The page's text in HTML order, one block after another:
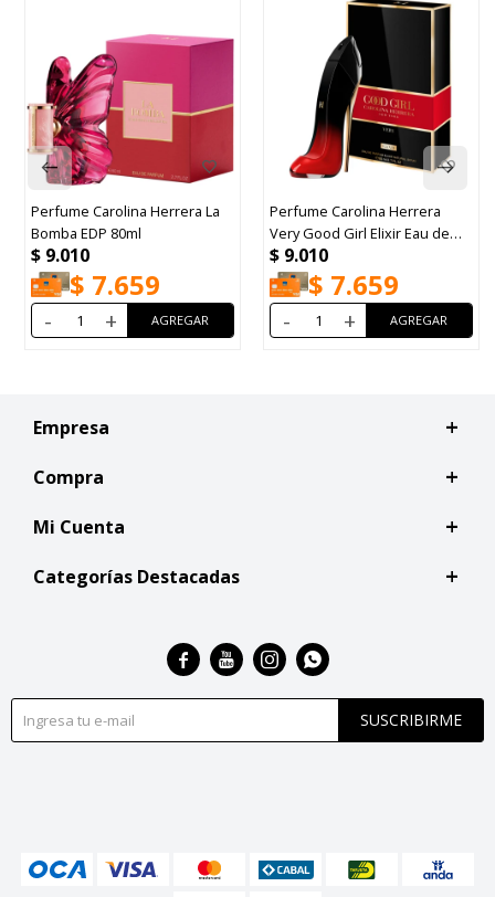
Perfume Carolina Herrera La
Bomba EDP 80ml
$ 9.010
$ 7.659
- +
Perfume Carolina Herrera
Very Good Girl Elixir Eau de
Parfum Elixir 80ml
$ 9.010
$ 7.659
- +
Empresa
Compra
Mi Cuenta
Categorías Destacadas
SUSCRIBIRME
   